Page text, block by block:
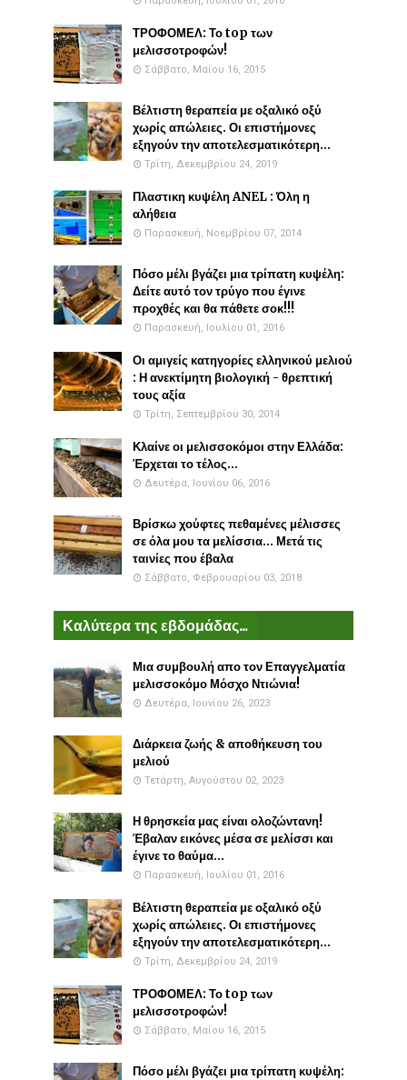
ΤΡΟΦΟΜΕΛ: Το top των
μελισσοτροφών!
Σάββατο, Μαΐου 16, 2015
Βέλτιστη θεραπεία με οξαλικό οξύ
χωρίς απώλειες. Οι επιστήμονες
εξηγούν την αποτελεσματικότερη...
Τρίτη, Δεκεμβρίου 24, 2019
Πλαστικη κυψέλη ANEL : Όλη η
αλήθεια
Παρασκευή, Νοεμβρίου 07, 2014
Πόσο μέλι βγάζει μια τρίπατη κυψέλη:
Δείτε αυτό τον τρύγο που έγινε
προχθές και θα πάθετε σοκ!!!
Παρασκευή, Ιουλίου 01, 2016
Οι αμιγείς κατηγορίες ελληνικού μελιού
: Η ανεκτίμητη βιολογική - θρεπτική
τους αξία
Τρίτη, Σεπτεμβρίου 30, 2014
Κλαίνε οι μελισσοκόμοι στην Ελλάδα:
Έρχεται το τέλος...
Δευτέρα, Ιουνίου 06, 2016
Βρίσκω χούφτες πεθαμένες μέλισσες
σε όλα μου τα μελίσσια... Μετά τις
ταινίες που έβαλα
Σάββατο, Φεβρουαρίου 03, 2018
Καλύτερα της εβδομάδας...
Μια συμβουλή απο τον Επαγγελματία
μελισσοκόμο Μόσχο Ντιώνια!
Δευτέρα, Ιουνίου 26, 2023
Διάρκεια ζωής & αποθήκευση του
μελιού
Τετάρτη, Αυγούστου 02, 2023
Η θρησκεία μας είναι ολοζώντανη!
Έβαλαν εικόνες μέσα σε μελίσσι και
έγινε το θαύμα...
Παρασκευή, Ιουλίου 01, 2016
Βέλτιστη θεραπεία με οξαλικό οξύ
χωρίς απώλειες. Οι επιστήμονες
εξηγούν την αποτελεσματικότερη...
Τρίτη, Δεκεμβρίου 24, 2019
ΤΡΟΦΟΜΕΛ: Το top των
μελισσοτροφών!
Σάββατο, Μαΐου 16, 2015
Πόσο μέλι βγάζει μια τρίπατη κυψέλη: